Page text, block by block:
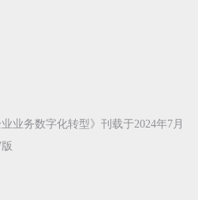
业务数字化转型》刊载于2024年7月